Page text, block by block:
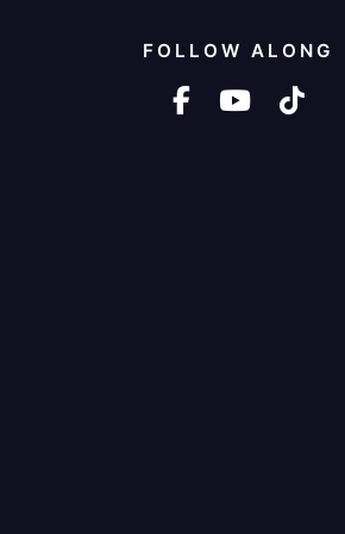
FOLLOW ALONG
facebook-f
youtubetiktok